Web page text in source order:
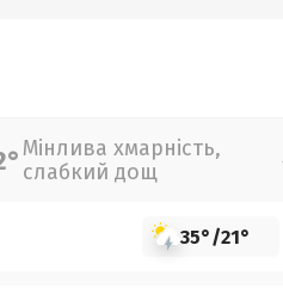
Мінлива хмарність,
слабкий дощ
35°/21°